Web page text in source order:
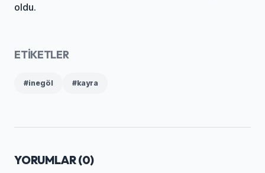
oldu.
ETİKETLER
#inegöl #kayra
YORUMLAR (0)